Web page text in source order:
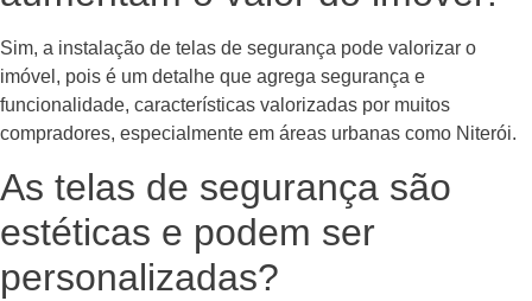
Sim, a instalação de telas de segurança pode valorizar o
imóvel, pois é um detalhe que agrega segurança e
funcionalidade, características valorizadas por muitos
compradores, especialmente em áreas urbanas como Niterói.
As telas de segurança são
estéticas e podem ser
personalizadas?